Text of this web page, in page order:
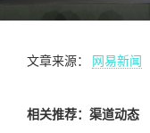
文章来源： 网易新闻
相关推荐：渠道动态